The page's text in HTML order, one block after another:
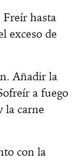
Freír hasta
exceso de
Añadir la
a fuego
la carne
con la